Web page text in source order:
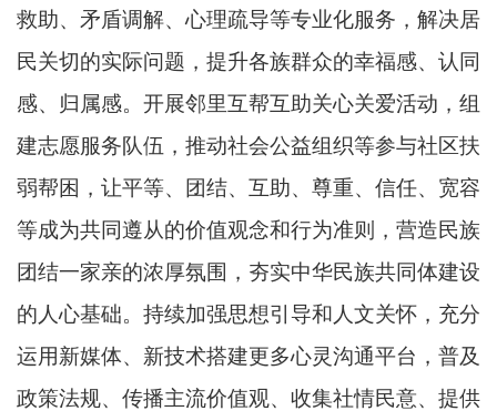
救助、矛盾调解、心理疏导等专业化服务，解决居
民关切的实际问题，提升各族群众的幸福感、认同
感、归属感。开展邻里互帮互助关心关爱活动，组
建志愿服务队伍，推动社会公益组织等参与社区扶
弱帮困，让平等、团结、互助、尊重、信任、宽容
等成为共同遵从的价值观念和行为准则，营造民族
团结一家亲的浓厚氛围，夯实中华民族共同体建设
的人心基础。持续加强思想引导和人文关怀，充分
运用新媒体、新技术搭建更多心灵沟通平台，普及
政策法规、传播主流价值观、收集社情民意、提供